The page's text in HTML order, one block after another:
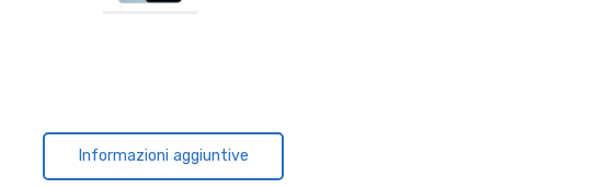
Informazioni aggiuntive